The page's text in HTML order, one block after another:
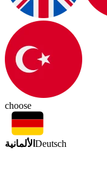
choose
الألمانية Deutsch